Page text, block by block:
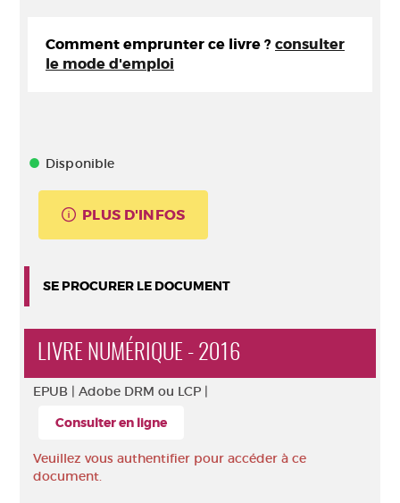
Comment emprunter ce livre ? consulter
le mode d'emploi
Disponible
PLUS D'INFOS
SE PROCURER LE DOCUMENT
LIVRE NUMÉRIQUE - 2016
EPUB | Adobe DRM ou LCP |
Consulter en ligne
Veuillez vous authentifier pour accéder à ce
document.